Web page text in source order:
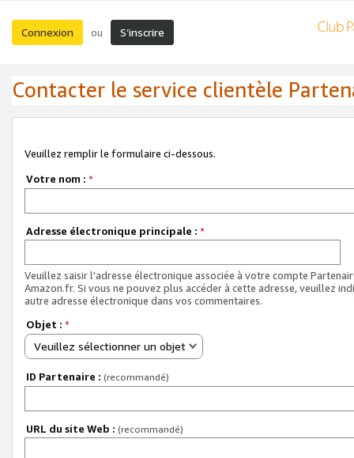
Connexion ou S’inscrire
Contacter le service clientèle
Veuillez remplir le formulaire ci-dessous.
Votre nom : *
Adresse électronique principale : *
Veuillez saisir l'adresse électronique associée à votre compte
Amazon.fr. Si vous ne pouvez plus accéder à cette adresse, veuillez
autre adresse électronique dans vos commentaires.
Objet : *
Veuillez sélectionner un objet
ID Partenaire : (recommandé)
URL du site Web : (recommandé)